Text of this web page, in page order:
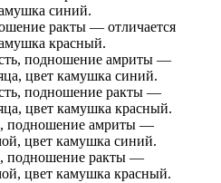
синий.
ракты — отличается
красный.
подношение амриты —
цвет камушка синий.
подношение ракты —
цвет камушка красный.
подношение амриты —
цвет камушка синий.
подношение ракты —
цвет камушка красный.